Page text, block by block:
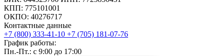
КПП: 775101001
ОКПО: 40276717
Контактные данные
+7 (800) 333-41-10 +7 (705) 181-07-76
График работы:
Пн.-Пт.: с 9:00 до 17:00